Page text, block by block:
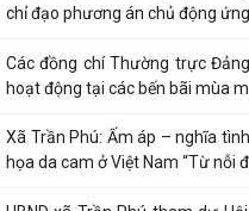
chỉ đạo phương án chủ động
Các đồng chí Thường trực
hoạt động tại các bến bãi mùa
Xã Trần Phú: Ấm áp – nghĩa
họa da cam ở Việt Nam “Từ nỗi